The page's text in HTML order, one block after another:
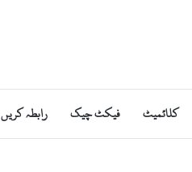
کلائمیٹ فیکٹ چیک رابطہ کریں